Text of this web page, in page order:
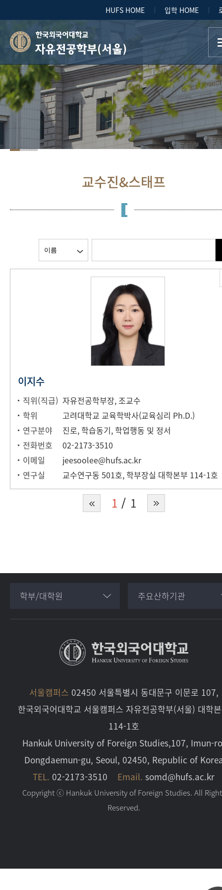
HUFS HOME 입학 HOME
자유전공학부(서울)
교수진&스태프
이지수
직위(직급) 자유전공학부장, 조교수
학위
고려대학교 교육학박사(교육심리 Ph.D.)
연구분야
진로, 학습동기, 학업행동 및 정서
전화번호
02-2173-3510
이메일
jeesoolee@hufs.ac.kr
연구실
교수연구동 501호, 학부장실 대학본부 114-1호
1 1
학부/대학원 주요산하기관
서울캠퍼스 02450 서울특별시 동대문구 이문로 107,
한국외국어대학교 서울캠퍼스 자유전공학부(서울) 대학
114-1호
Hankuk University of Foreign Studies,107, Imun-
Dongdaemun-gu, Seoul, 02450, Republic of
TEL. 02-2173-3510 Email. somd@hufs.ac.kr
Copyright ⓒ Hankuk University of Foreign Studies. All
Reserved.